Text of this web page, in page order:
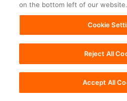
on the bottom left of our website.
Cookie
Reject All
Accept All